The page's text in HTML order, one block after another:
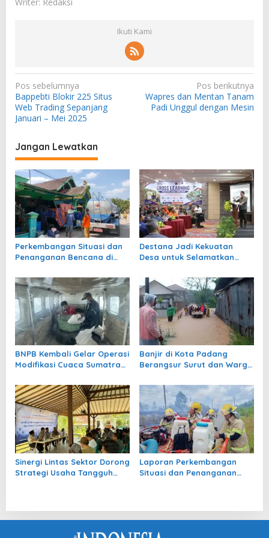
Ikuti Kami
N
a
v
g
a
s
i
p
o
s
Pos sebelumnya
Bappebti Blokir 225 Situs
Web Trading Sepanjang
Januari – Mei 2025
Pos berikutnya
Wapres dan Mentan Tanam
Padi Unggul dengan Mesin
Jangan Lewatkan
Perkembangan Situasi dan
Penanganan Bencana di
Destana Jadi Kekuatan
Desa untuk Selamatkan
BNPB Kembali Gelar Operasi
Modifikasi Cuaca Sumatra
Banjir di Kota Padang
Berangsur Surut dan Warga
Sinergi Lintas Sektor Dorong
Strategi Usaha Tangguh
Laporan Perkembangan
Situasi dan Penanganan